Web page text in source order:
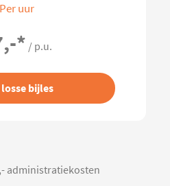
Per uur
* / p.u.
losse bijles
administratiekosten